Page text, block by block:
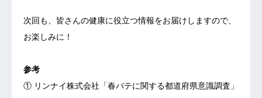
次回も、皆さんの健康に役立つ情報をお届けしますので、
お楽しみに！
参考
① リンナイ株式会社「春バテに関する都道府県意識調査」